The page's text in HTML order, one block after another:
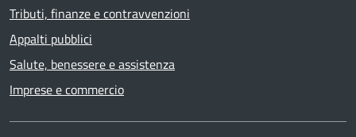
Tributi, finanze e contravvenzioni
Appalti pubblici
Salute, benessere e assistenza
Imprese e commercio